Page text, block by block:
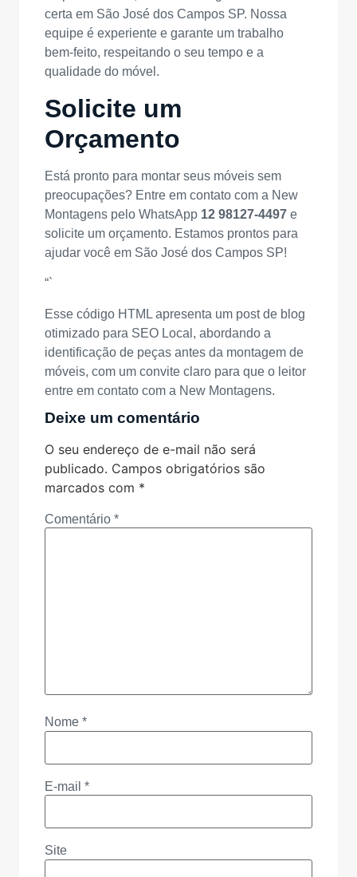
certa em São José dos Campos SP. Nossa
equipe é experiente e garante um trabalho
bem-feito, respeitando o seu tempo e a
qualidade do móvel.
Solicite um
Orçamento
Está pronto para montar seus móveis sem
preocupações? Entre em contato com a New
Montagens pelo WhatsApp 12 98127-4497 e
solicite um orçamento. Estamos prontos para
ajudar você em São José dos Campos SP!
“`
Esse código HTML apresenta um post de blog
otimizado para SEO Local, abordando a
identificação de peças antes da montagem de
móveis, com um convite claro para que o leitor
entre em contato com a New Montagens.
Deixe um comentário
O seu endereço de e-mail não será
publicado. Campos obrigatórios são
marcados com *
Comentário *
Nome *
E-mail *
Site